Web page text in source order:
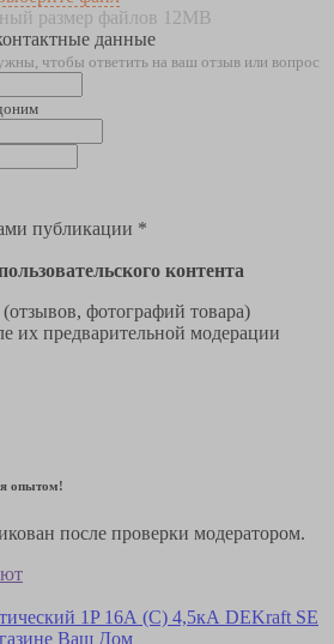
размер файлов 12MB
данные
чтобы ответить на ваш отзыв или вопрос
публикации *
контента
фотографий товара)
их предварительной модерации
опытом!
после проверки модератором.